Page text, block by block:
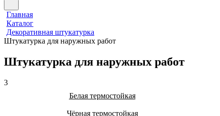
Главная
Каталог
Декоративная штукатурка
Штукатурка для наружных работ
Штукатурка для наружных работ
3
Белая термостойкая
Чёрная термостойкая